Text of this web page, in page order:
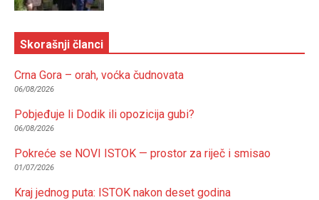
Skorašnji članci
Crna Gora – orah, voćka čudnovata
06/08/2026
Pobjeđuje li Dodik ili opozicija gubi?
06/08/2026
Pokreće se NOVI ISTOK — prostor za riječ i smisao
01/07/2026
Kraj jednog puta: ISTOK nakon deset godina